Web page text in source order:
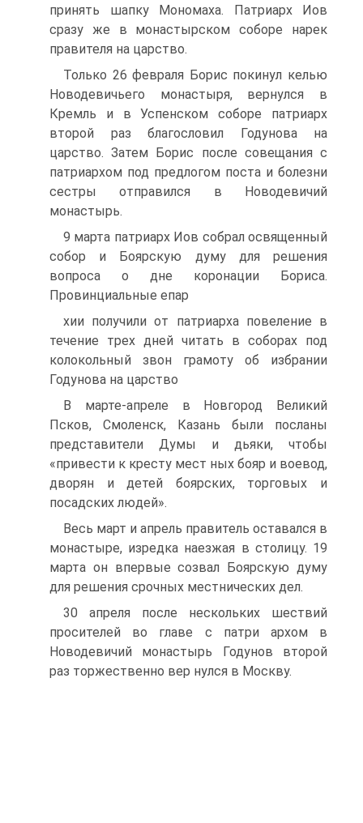
принять шапку Мономаха. Патриарх Иов
сразу же в монастырском соборе нарек
правителя на царство.
Только 26 февраля Борис покинул келью
Новодевичьего монастыря, вернулся в
Кремль и в Успенском соборе патриарх
второй раз благо­словил Годунова на
царство. Затем Борис после совещания с
патри­архом под предлогом поста и болезни
сестры отправился в Новодеви­чий
монастырь.
9 марта патриарх Иов собрал освященный
собор и Боярскую думу для решения
вопроса о дне коронации Бориса.
Провинциальные епар­
хии получили от патриарха повеление в
течение трех дней читать в соборах под
колокольный звон грамоту об избрании
Годунова на цар­ство
В марте-апреле в Новгород Великий
Псков, Смоленск, Казань были посланы
представители Думы и дьяки, чтобы
«привести к кресту мест ных бояр и воевод,
дворян и детей боярских, торговых и
посадских людей».
Весь март и апрель правитель оставался в
монастыре, изредка на­езжая в столицу. 19
марта он впервые созвал Боярскую думу
для ре­шения срочных местнических дел.
30 апреля после нескольких шествий
просителей во главе с патри архом в
Новодевичий монастырь Годунов второй
раз торжественно вер нулся в Москву.